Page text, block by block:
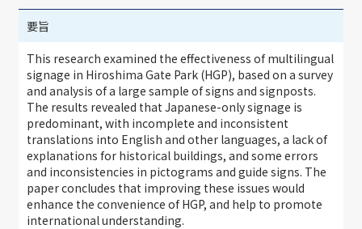
要旨
This research examined the effectiveness of multilingual
signage in Hiroshima Gate Park (HGP), based on a survey
and analysis of a large sample of signs and signposts.
The results revealed that Japanese-only signage is
predominant, with incomplete and inconsistent
translations into English and other languages, a lack of
explanations for historical buildings, and some errors
and inconsistencies in pictograms and guide signs. The
paper concludes that improving these issues would
enhance the convenience of HGP, and help to promote
international understanding.